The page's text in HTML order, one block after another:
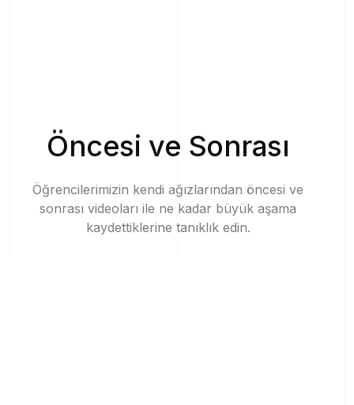
Öncesi ve Sonrası
Öğrencilerimizin kendi ağızlarından öncesi ve
sonrası videoları ile ne kadar büyük aşama
kaydettiklerine tanıklık edin.